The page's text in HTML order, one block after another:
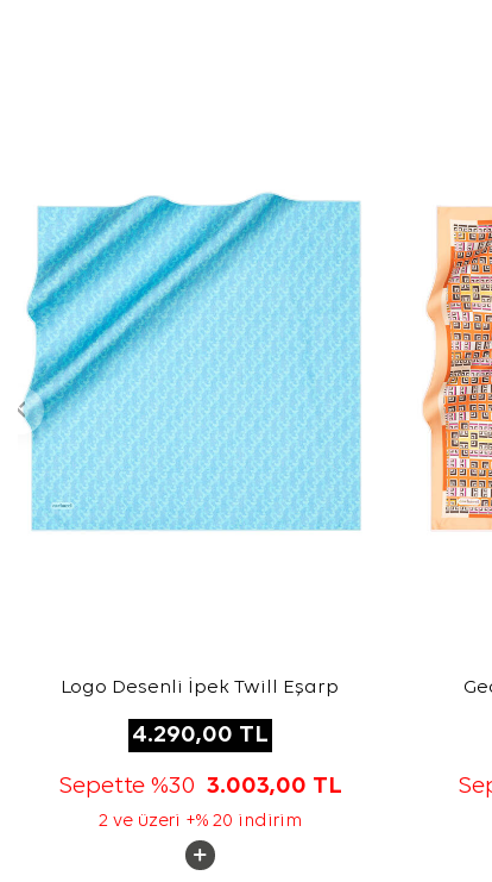
Logo Desenli İpek Twill Eşarp
4.290,00 TL
Sepette %30 3.003,00 TL
2 ve üzeri +% 20 indirim